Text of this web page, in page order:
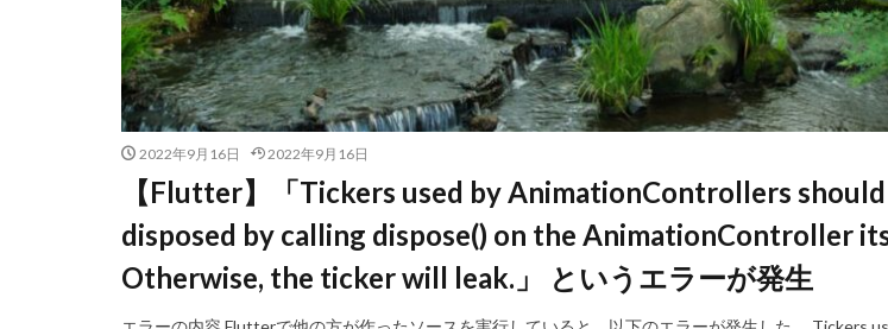
2022年9月16日 2022年9月16日
【Flutter】「Tickers used by AnimationControllers
disposed by calling dispose() on the AnimationController
Otherwise, the ticker will leak.」 というエラーが発生